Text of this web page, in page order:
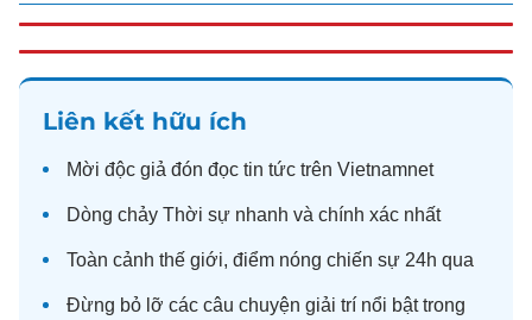
Liên kết hữu ích
Mời độc giả đón đọc tin tức trên Vietnamnet
Dòng chảy Thời sự nhanh và chính xác nhất
Toàn cảnh thế giới, điểm nóng chiến sự 24h qua
Đừng bỏ lỡ các câu chuyện giải trí nổi bật trong